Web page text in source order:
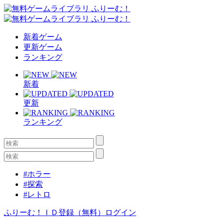
新着ゲーム
更新ゲーム
ランキング
新着
更新
ランキング
#ホラー
#探索
#レトロ
ふりーむ！ＩＤ登録（無料） ログイン